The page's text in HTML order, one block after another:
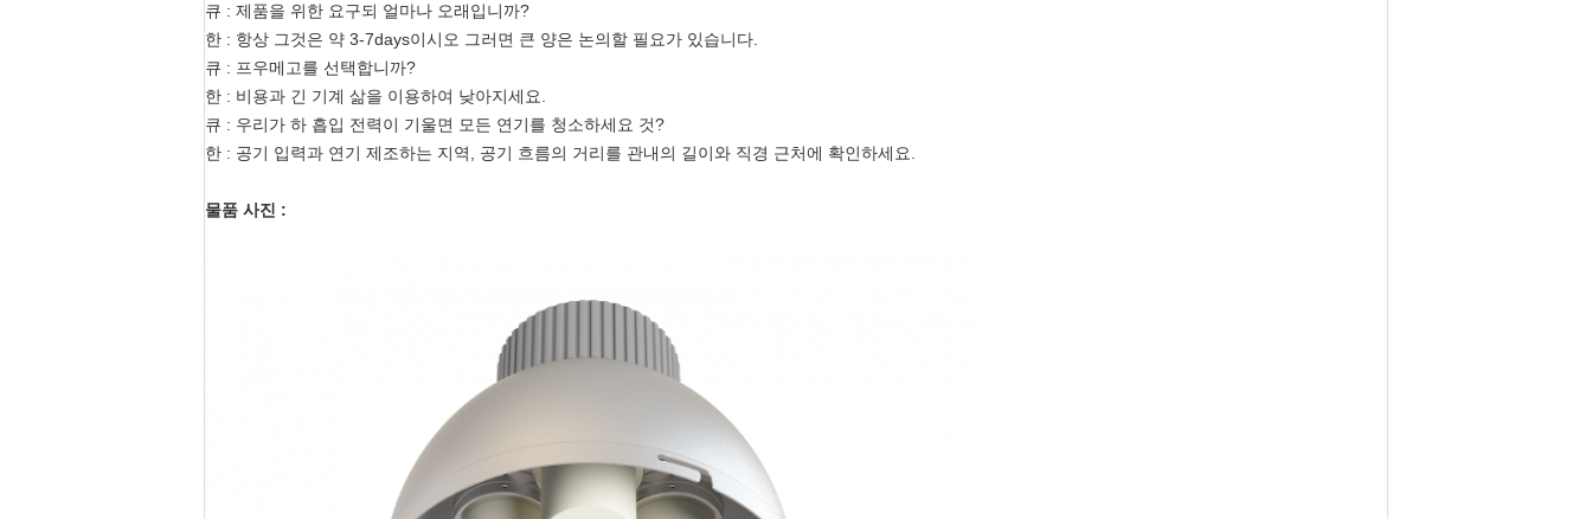
큐 : 제품을 위한 요구되 얼마나 오래입니까?
한 : 항상 그것은 약 3-7days이시오 그러면 큰 양은 논의할 필요가 있습니다.
큐 : 프우메고를 선택합니까?
한 : 비용과 긴 기계 삶을 이용하여 낮아지세요.
큐 : 우리가 하 흡입 전력이 기울면 모든 연기를 청소하세요 것?
한 : 공기 입력과 연기 제조하는 지역, 공기 흐름의 거리를 관내의 길이와 직경 근처에 확인하세요.
물품 사진 :